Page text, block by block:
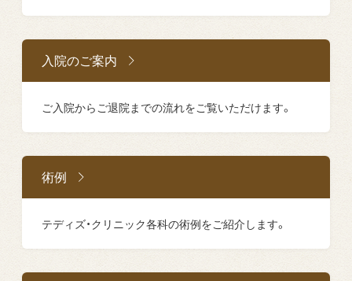
入院のご案内
ご入院からご退院までの流れをご覧いただけます。
術例
テディズ・クリニック各科の術例をご紹介します。